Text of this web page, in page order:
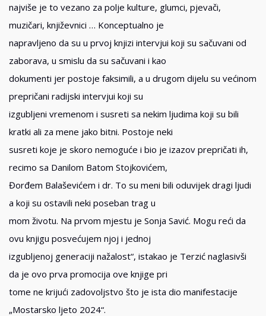
najviše je to vezano za polje kulture, glumci, pjevači,
muzičari, književnici … Konceptualno je
napravljeno da su u prvoj knjizi intervjui koji su sačuvani od
zaborava, u smislu da su sačuvani i kao
dokumenti jer postoje faksimili, a u drugom dijelu su većinom
prepričani radijski intervjui koji su
izgubljeni vremenom i susreti sa nekim ljudima koji su bili
kratki ali za mene jako bitni. Postoje neki
susreti koje je skoro nemoguće i bio je izazov prepričati ih,
recimo sa Danilom Batom Stojkovićem,
Đorđem Balaševićem i dr. To su meni bili oduvijek dragi ljudi
a koji su ostavili neki poseban trag u
mom životu. Na prvom mjestu je Sonja Savić. Mogu reći da
ovu knjigu posvećujem njoj i jednoj
izgubljenoj generaciji nažalost“, istakao je Terzić naglasivši
da je ovo prva promocija ove knjige pri
tome ne krijući zadovoljstvo što je ista dio manifestacije
„Mostarsko ljeto 2024“.